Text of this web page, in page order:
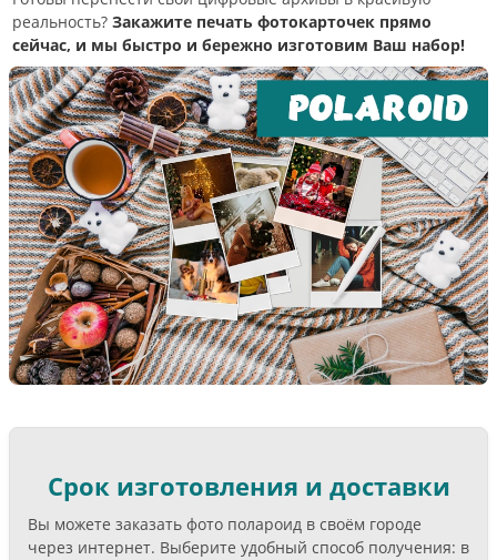
реальность? Закажите печать фотокарточек прямо
сейчас, и мы быстро и бережно изготовим Ваш набор!
Срок изготовления и доставки
Вы можете заказать фото полароид в своём городе
через интернет. Выберите удобный способ получения: в